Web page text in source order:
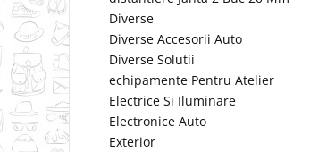
Diverse
Diverse Accesorii Auto
Diverse Solutii
echipamente Pentru Atelier
Electrice Si Iluminare
Electronice Auto
Exterior